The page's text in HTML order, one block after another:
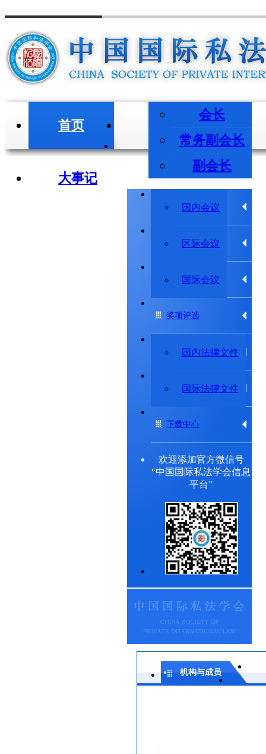
首页
会长
常务副会长
副会长
会长/副会长
大事记
国内会议
区际会议
国际会议
学术会议
学术动态
专题研究委员会
奖项评选
国内法律文件
国际法律文件
法律法规
出版物
下载中心
欢迎添加官方微信号
“中国国际私法学会信息
平台”
机构与成员